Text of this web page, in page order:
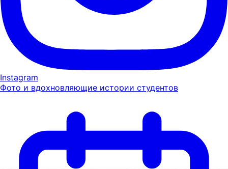
Instagram
Фото и вдохновляющие истории студентов